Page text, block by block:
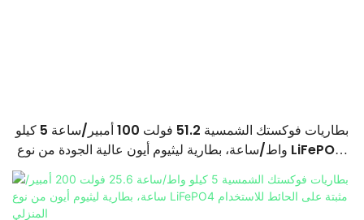
بطاريات فوكستك الشمسية 51.2 فولت 100 أمبير/ساعة 5 كيلو
واط/ساعة، بطارية ليثيوم أيون عالية الجودة من نوع LiFePO4،